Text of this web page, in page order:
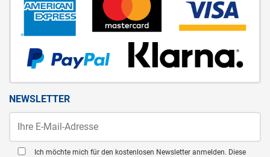
NEWSLETTER
Ich möchte mich für den kostenlosen Newsletter anmelden. Diese